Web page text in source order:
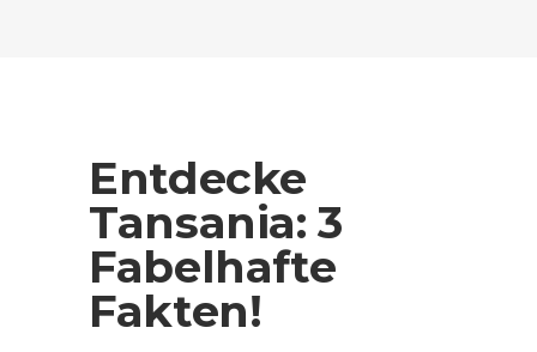
Entdecke
Tansania: 3
Fabelhafte
Fakten!